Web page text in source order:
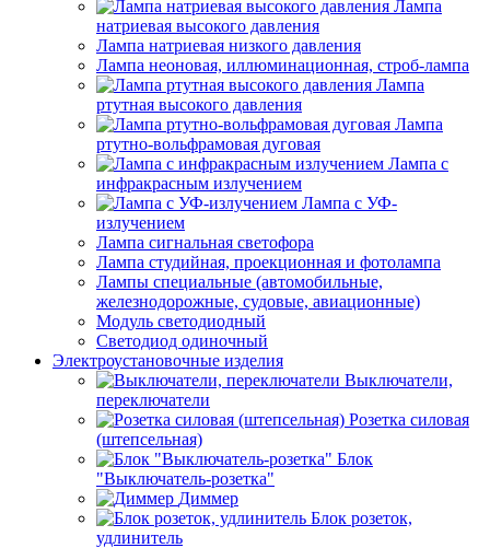
Лампа
натриевая высокого давления
Лампа натриевая низкого давления
Лампа неоновая, иллюминационная, строб-лампа
Лампа
ртутная высокого давления
Лампа
ртутно-вольфрамовая дуговая
Лампа с
инфракрасным излучением
Лампа с УФ-
излучением
Лампа сигнальная светофора
Лампа студийная, проекционная и фотолампа
Лампы специальные (автомобильные,
железнодорожные, судовые, авиационные)
Модуль светодиодный
Светодиод одиночный
Электроустановочные изделия
Выключатели,
переключатели
Розетка силовая
(штепсельная)
Блок
"Выключатель-розетка"
Диммер
Блок розеток,
удлинитель